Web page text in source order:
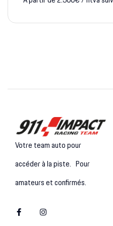
Votre team auto pour
accéder à la piste. Pour
amateurs et confirmés.